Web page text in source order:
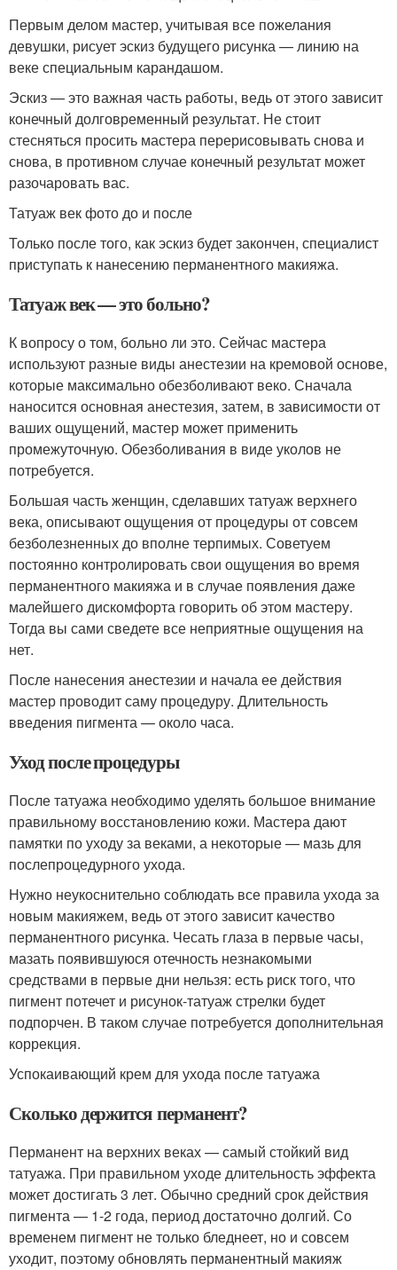
Первым делом мастер, учитывая все пожелания
девушки, рисует эскиз будущего рисунка — линию на
веке специальным карандашом.
Эскиз — это важная часть работы, ведь от этого зависит
конечный долговременный результат. Не стоит
стесняться просить мастера перерисовывать снова и
снова, в противном случае конечный результат может
разочаровать вас.
Татуаж век фото до и после
Только после того, как эскиз будет закончен, специалист
приступать к нанесению перманентного макияжа.
Татуаж век — это больно?
К вопросу о том, больно ли это. Сейчас мастера
используют разные виды анестезии на кремовой основе,
которые максимально обезболивают веко. Сначала
наносится основная анестезия, затем, в зависимости от
ваших ощущений, мастер может применить
промежуточную. Обезболивания в виде уколов не
потребуется.
Большая часть женщин, сделавших татуаж верхнего
века, описывают ощущения от процедуры от совсем
безболезненных до вполне терпимых. Советуем
постоянно контролировать свои ощущения во время
перманентного макияжа и в случае появления даже
малейшего дискомфорта говорить об этом мастеру.
Тогда вы сами сведете все неприятные ощущения на
нет.
После нанесения анестезии и начала ее действия
мастер проводит саму процедуру. Длительность
введения пигмента — около часа.
Уход после процедуры
После татуажа необходимо уделять большое внимание
правильному восстановлению кожи. Мастера дают
памятки по уходу за веками, а некоторые — мазь для
послепроцедурного ухода.
Нужно неукоснительно соблюдать все правила ухода за
новым макияжем, ведь от этого зависит качество
перманентного рисунка. Чесать глаза в первые часы,
мазать появившуюся отечность незнакомыми
средствами в первые дни нельзя: есть риск того, что
пигмент потечет и рисунок-татуаж стрелки будет
подпорчен. В таком случае потребуется дополнительная
коррекция.
Успокаивающий крем для ухода после татуажа
Сколько держится перманент?
Перманент на верхних веках — самый стойкий вид
татуажа. При правильном уходе длительность эффекта
может достигать 3 лет. Обычно средний срок действия
пигмента — 1-2 года, период достаточно долгий. Со
временем пигмент не только бледнеет, но и совсем
уходит, поэтому обновлять перманентный макияж